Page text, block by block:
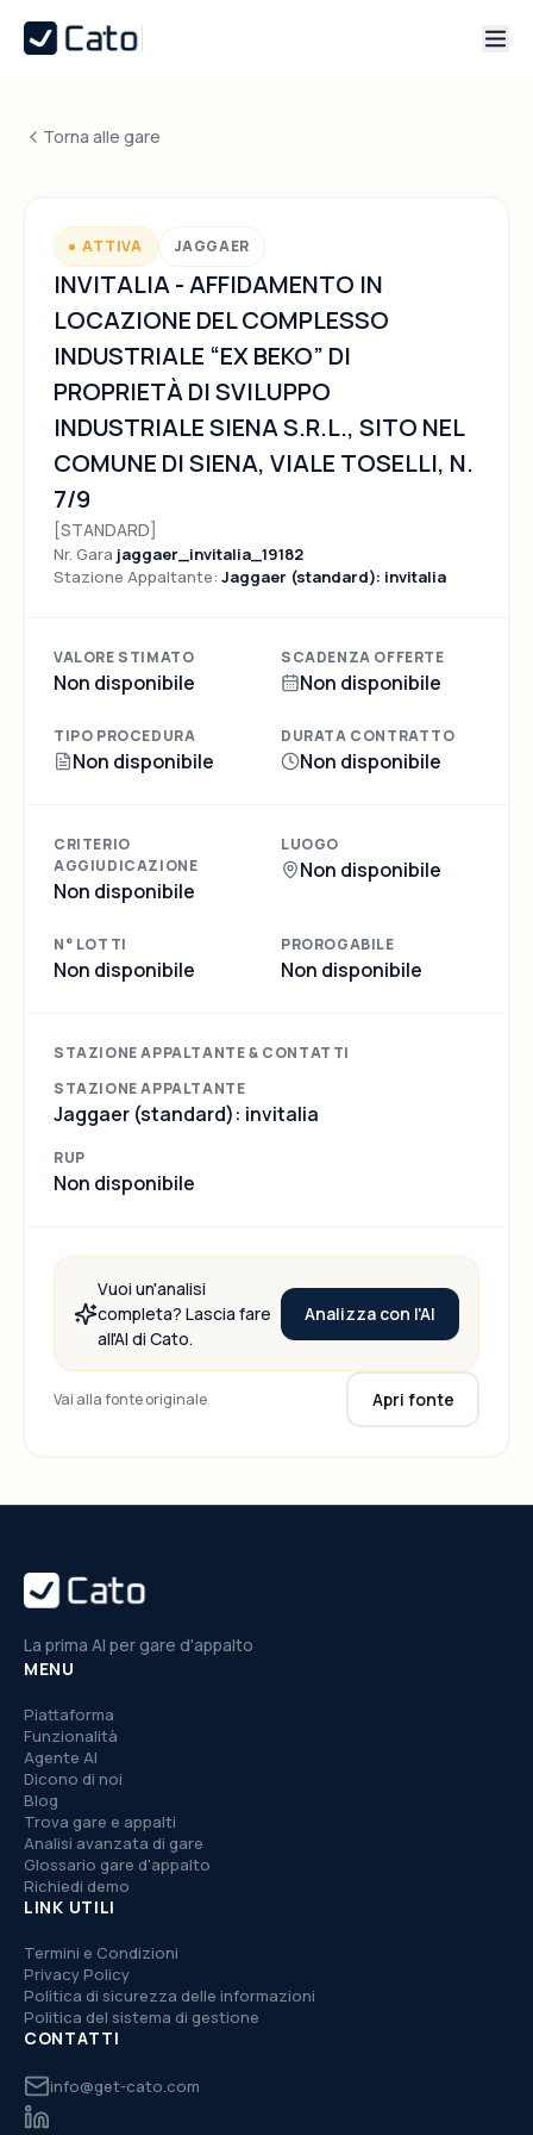
Torna alle gare
ATTIVA JAGGAER
INVITALIA - AFFIDAMENTO IN
LOCAZIONE DEL COMPLESSO
INDUSTRIALE “EX BEKO” DI
PROPRIETÀ DI SVILUPPO
INDUSTRIALE SIENA S.R.L., SITO NEL
COMUNE DI SIENA, VIALE TOSELLI, N.
7/9
[STANDARD]
Nr. Gara jaggaer_invitalia_19182
Stazione Appaltante: Jaggaer (standard): invitalia
VALORE STIMATO
Non disponibile
SCADENZA OFFERTE
Non disponibile
TIPO PROCEDURA
Non disponibile
DURATA CONTRATTO
Non disponibile
CRITERIO
AGGIUDICAZIONE
Non disponibile
LUOGO
Non disponibile
N° LOTTI
Non disponibile
PROROGABILE
Non disponibile
STAZIONE APPALTANTE & CONTATTI
STAZIONE APPALTANTE
Jaggaer (standard): invitalia
RUP
Non disponibile
Vuoi un'analisi
completa? Lascia fare
all'AI di Cato.
Analizza con l'AI
Vai alla fonte originale Apri fonte
La prima AI per gare d'appalto
MENU
Piattaforma
Funzionalità
Agente AI
Dicono di noi
Blog
Trova gare e appalti
Analisi avanzata di gare
Glossario gare d'appalto
Richiedi demo
LINK UTILI
Termini e Condizioni
Privacy Policy
Politica di sicurezza delle informazioni
Politica del sistema di gestione
CONTATTI
info@get-cato.com